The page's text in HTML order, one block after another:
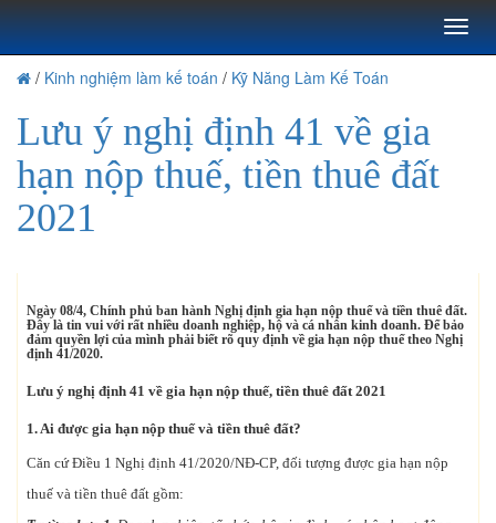
Toggle
/ Kinh nghiệm làm kế toán / Kỹ Năng Làm Kế Toán
Lưu ý nghị định 41 về gia
hạn nộp thuế, tiền thuê đất
2021
Ngày 08/4, Chính phủ ban hành Nghị định gia hạn nộp thuế và tiền thuê đất.
Đây là tin vui với rất nhiều doanh nghiệp, hộ và cá nhân kinh doanh. Để bảo
đảm quyền lợi của mình phải biết rõ quy định về gia hạn nộp thuế theo Nghị
định 41/2020.
Lưu ý nghị định 41 về gia hạn nộp thuế, tiền thuê đất 2021
1. Ai được gia hạn nộp thuế và tiền thuê đất?
Căn cứ Điều 1 Nghị định 41/2020/NĐ-CP, đối tượng được gia hạn nộp
thuế và tiền thuê đất gồm: